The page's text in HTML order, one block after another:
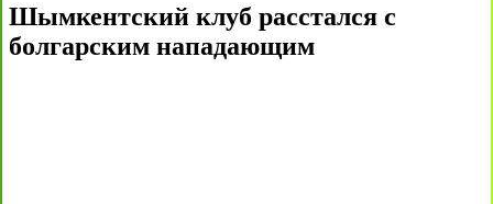
Шымкентский клуб расстался с
болгарским нападающим